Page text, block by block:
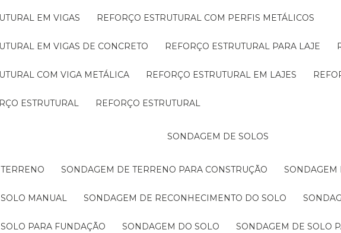
EM VIGAS REFORÇO ESTRUTURAL COM PERFIS METÁLICOS
EM VIGAS DE CONCRETO REFORÇO ESTRUTURAL PARA LAJE
COM VIGA METÁLICA REFORÇO ESTRUTURAL EM LAJES
ESTRUTURAL REFORÇO ESTRUTURAL
SONDAGEM DE SOLOS
SONDAGEM DE TERRENO PARA CONSTRUÇÃO
SOLO MANUAL SONDAGEM DE RECONHECIMENTO DO SOLO
PARA FUNDAÇÃO SONDAGEM DO SOLO SONDAGEM DE SOLO